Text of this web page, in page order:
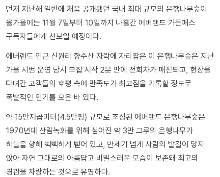
먼저 지난해 일반에 처음 공개됐던 국내 최대 규모의 은행나무숲이
올가을에는 11월 7일부터 10일까지 나흘간 에버랜드 가든패스
구독자들에게 선보일 예정이다.
에버랜드 인근 신원리 향수산 자락에 자리잡은 이 은행나무숲은 지난
가을 시범 운영 당시 모집 시작 2분 만에 전회차가 매진되고, 현장을
다녀간 고객들의 호평 속에 만족도가 최고점을 기록할 정도로
폭발적인 인기를 모은 바 있다.
약 15만제곱미터(4.5만평) 규모로 조성된 에버랜드 은행나무숲은
1970년대 산림녹화를 위해 심어진 약 3만 그루의 은행나무가
하늘을 향해 빽빽하게 뻗어 있고, 반세기 넘게 사람의 발길이 닿지
않아 자연 그대로의 아름답고 비밀스러운 모습이 보존돼 최고의
경관을 자랑하는 것으로 유명하다.